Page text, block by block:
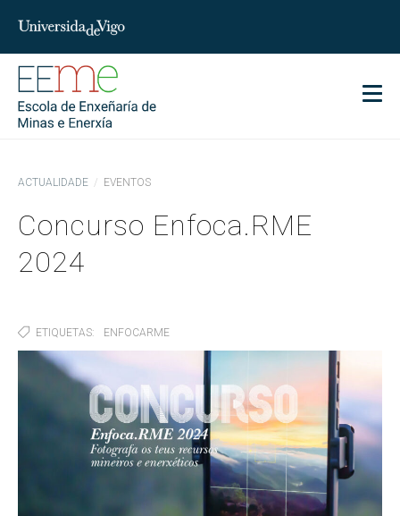
ACTUALIDADE EVENTOS
Concurso Enfoca.RME
2024
ETIQUETAS ENFOCARME